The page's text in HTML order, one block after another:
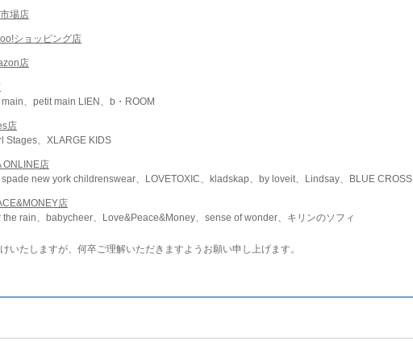
場店
ショッピング店
店
、petit main LIEN、b・ROOM
店
Stages、XLARGE KIDS
ONLINE店
new york childrenswear、LOVETOXIC、kladskap、by loveit、Lindsay、BLUE CROSS
店
the rain、babycheer、Love&Peace&Money、sense of wonder、キリンのソフィ
いたしますが、何卒ご理解いただきますようお願い申し上げます。